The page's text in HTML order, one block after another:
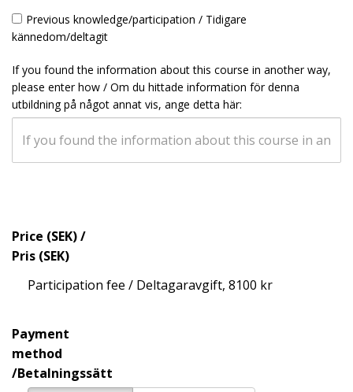
Previous knowledge/participation / Tidigare
kännedom/deltagit
If you found the information about this course in another way,
please enter how / Om du hittade information för denna
utbildning på något annat vis, ange detta här:
Price (SEK) /
Pris (SEK)
Participation fee / Deltagaravgift, 8100 kr
Payment
method
/Betalningssätt